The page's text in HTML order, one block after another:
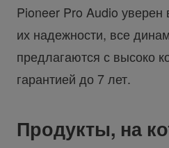
Pioneer Pro Audio уверен
их надежности, все
предлагаются с высоко
гарантией до 7 лет.
Продукты, на